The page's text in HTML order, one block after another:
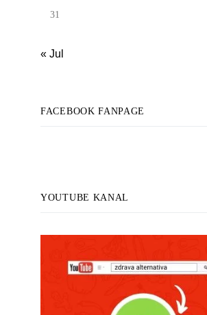
31
« Jul
FACEBOOK FANPAGE
YOUTUBE KANAL